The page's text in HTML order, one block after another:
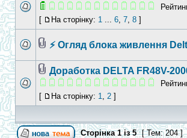
[
На сторінку: 1 ... 6, 7, 8 ]
⚡ Огляд блока живлення
Доработка DELTA FR48V-
[
На сторінку: 1, 2 ]
Сторінка1із5 [ Тем: 204 ]